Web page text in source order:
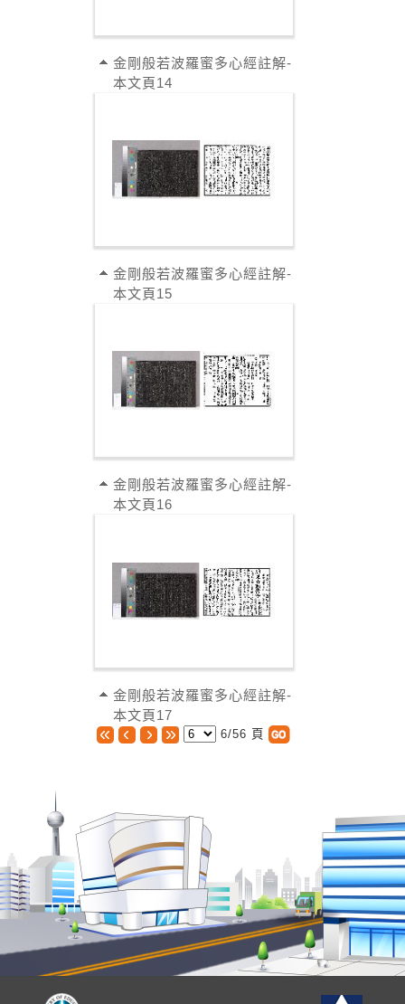
金剛般若波羅蜜多心經註解-
本文頁14
金剛般若波羅蜜多心經註解-
本文頁15
金剛般若波羅蜜多心經註解-
本文頁16
金剛般若波羅蜜多心經註解-
本文頁17
6/56 頁